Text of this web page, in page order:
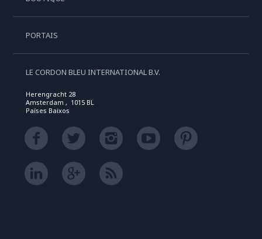
PORTAIS
LE CORDON BLEU INTERNATIONAL B.V.
Herengracht 28
Amsterdam , 1015 BL
Países Baixos